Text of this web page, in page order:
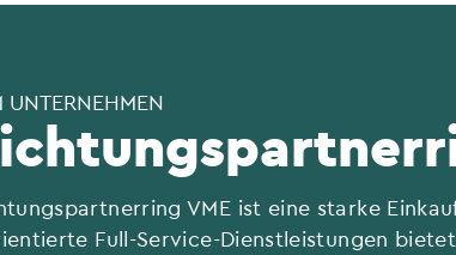
UNTERNEHMEN
VME ist eine starke
Full-Service-Dienstleistungen